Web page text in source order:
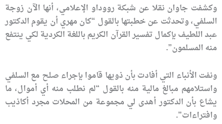
وكشفت جاوان نقلا عن شبكة رووداو الإعلامي، أنها الآن زوجة
السلفي، وتحدثت عن خطبتها بالقول “كان مهري أن يقوم الدكتور
عبد اللطيف بإكمال تفسير القرآن الكريم باللغة الكردية لكي ينتفع
منه المسلمون”.
ونفت الأنباء التي أفادت بأن ذويها قاموا بإجراء صلح مع السلفي
واستلامهم مبالغ مالية منه بالقول “لم نطلب منه أي أموال، ما
يشاع بأن الدكتور أهدى لي مجموعة من المحلات مجرد أكاذيب
وافتراءات”.